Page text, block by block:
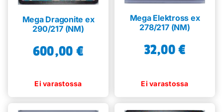
Mega Dragonite ex
290/217 (NM)
600,00 €
Mega Elektross ex
278/217 (NM)
32,00€